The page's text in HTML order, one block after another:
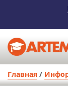
Главная /